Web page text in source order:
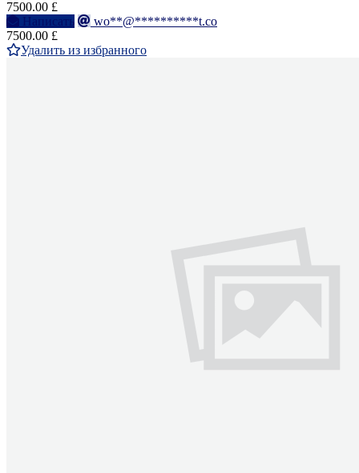
7500.00 £
Написать
wo**@**********t.co
7500.00 £
Удалить из избранного